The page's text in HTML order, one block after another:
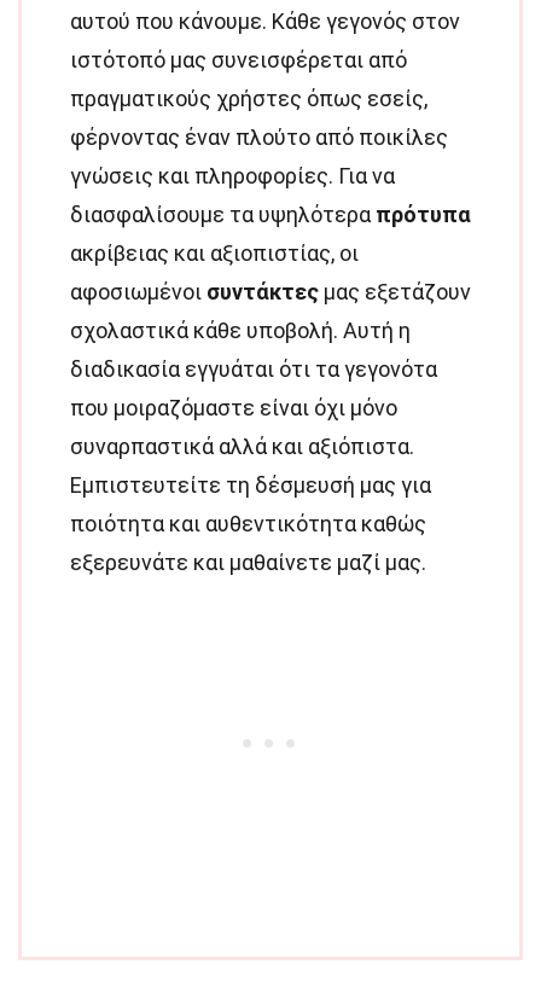
αυτού που κάνουμε. Κάθε γεγονός στον
ιστότοπό μας συνεισφέρεται από
πραγματικούς χρήστες όπως εσείς,
φέρνοντας έναν πλούτο από ποικίλες
γνώσεις και πληροφορίες. Για να
διασφαλίσουμε τα υψηλότερα πρότυπα
ακρίβειας και αξιοπιστίας, οι
αφοσιωμένοι συντάκτες μας εξετάζουν
σχολαστικά κάθε υποβολή. Αυτή η
διαδικασία εγγυάται ότι τα γεγονότα
που μοιραζόμαστε είναι όχι μόνο
συναρπαστικά αλλά και αξιόπιστα.
Εμπιστευτείτε τη δέσμευσή μας για
ποιότητα και αυθεντικότητα καθώς
εξερευνάτε και μαθαίνετε μαζί μας.